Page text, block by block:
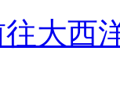
大西